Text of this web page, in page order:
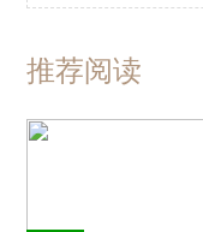
推荐阅读